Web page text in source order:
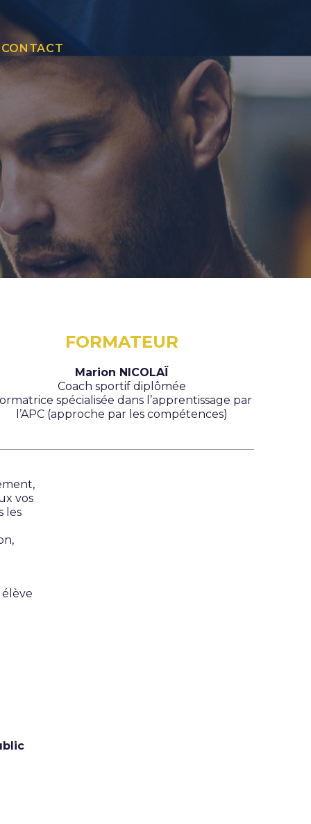
CONTACT
FORMATEUR
Marion NICOLAÏ
Coach sportif diplômée
spécialisée dans l’apprentissage par
l’APC (approche par les compétences)
vos
les